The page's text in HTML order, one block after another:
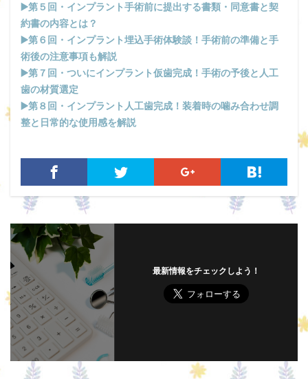
▶️第５回・インプラント手術前に提出する書類・同意書と契
約書の内容とは？
▶️第６回・インプラント埋込手術体験談！手術前の準備と手
術後の注意事項も解説
▶️第７回・ついにインプラント仮歯完成！手術の予後と人工
歯の材質選定
▶️第８回・インプラント人工歯完成！装着時の噛み合わせ調
整と日常的な使用感を解説
最新情報をチェックしよう！